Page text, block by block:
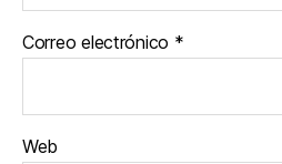
Correo electrónico *
Web